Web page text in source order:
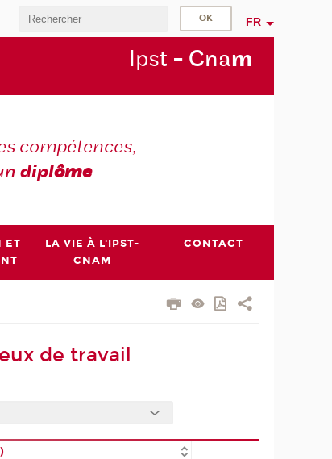
FR
Ipst - Cnam
compétences,
diplôme
ET
LA VIE À L'IPST-
CNAM
CONTACT
de travail